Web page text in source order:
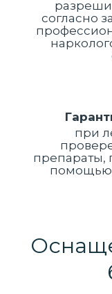
согласно
при
препараты,
помощью